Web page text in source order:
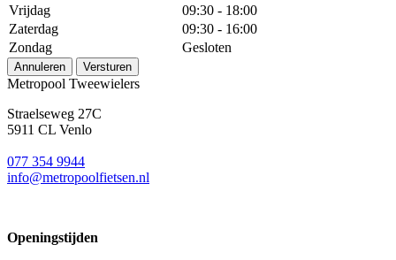
Vrijdag
09:30 - 18:00
Zaterdag
09:30 - 16:00
Zondag
Gesloten
Annuleren Versturen
Metropool Tweewielers
Straelseweg 27C
5911 CL Venlo
077 354 9944
info@metropoolfietsen.nl
Openingstijden